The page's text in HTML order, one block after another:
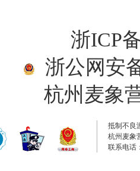
浙ICP
浙公网安
杭州麦象
抵制不良
杭州麦象
联系电话